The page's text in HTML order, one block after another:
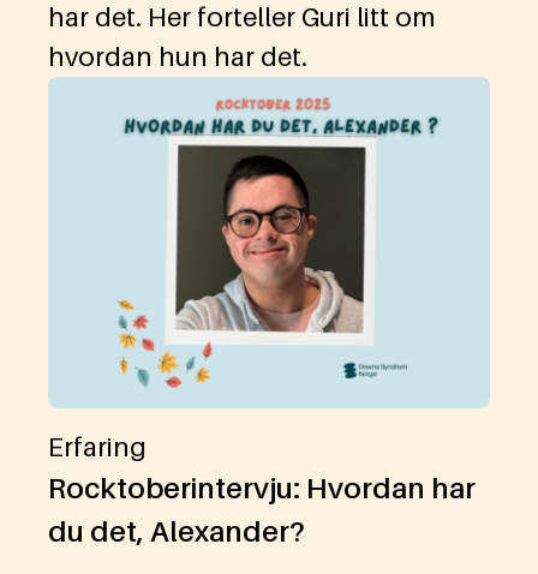
har det. Her forteller Guri litt om
hvordan hun har det.
Erfaring
Rocktoberintervju: Hvordan har
du det, Alexander?